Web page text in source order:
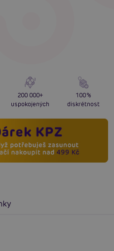
200 000+
uspokojených
100%
diskrétnost